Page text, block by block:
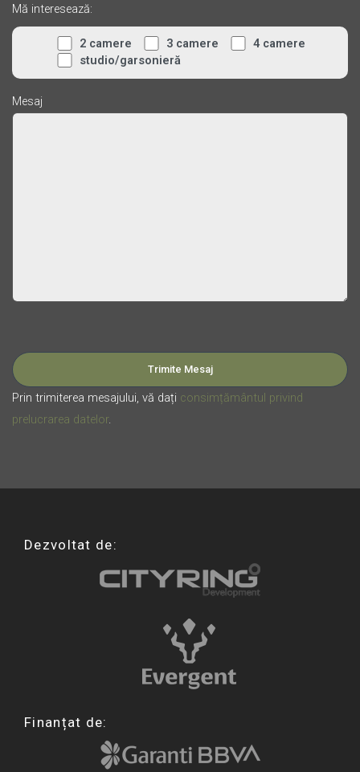
Mă interesează:
2 camere 3 camere
4 camere
studio/garsonieră
Mesaj
Prin trimiterea mesajului, vă dați consimțământul privind
prelucrarea datelor.
Dezvoltat de:
Finanțat de: